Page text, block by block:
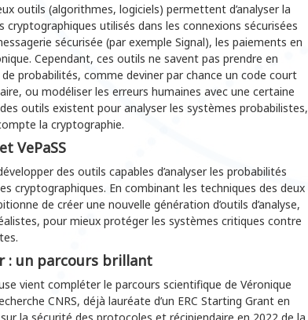
outils (algorithmes, logiciels) permettent d’analyser la
utilisés dans les connexions sécurisées
sécurisée (par exemple Signal), les paiements en
Cependant, ces outils ne savent pas prendre en
probabilités, comme deviner par chance un code court
ou modéliser les erreurs humaines avec une certaine
des outils existent pour analyser les systèmes probabilistes,
la cryptographie.
VePaSS
des outils capables d’analyser les probabilités
cryptographiques. En combinant les techniques des deux
de créer une nouvelle génération d’outils d’analyse,
pour mieux protéger les systèmes critiques contre
: un parcours brillant
vient compléter le parcours scientifique de Véronique
CNRS, déjà lauréate d’un ERC Starting Grant en